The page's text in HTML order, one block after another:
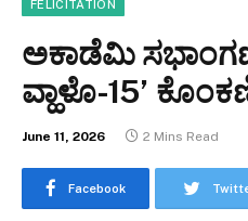
FELICITATION
ಅಕಾಡೆಮಿ
ವ್ಹಾಳೊ-15’
June 11, 2026 2 Mins Read
Facebook